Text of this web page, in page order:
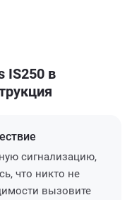
IS250 в
сигнализацию,
что никто не
вызовите